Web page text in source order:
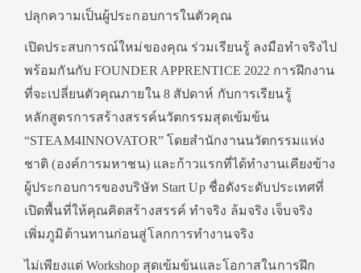
ปลุกความเป็นผู้ประกอบการในตัวคุณ
เปิดประสบการณ์ใหม่ของคุณ ร่วมเรียนรู้ ลงมือทำจริงไป
พร้อมกันกับ FOUNDER APPRENTICE 2022 การฝึกงาน
ที่จะเปลี่ยนตัวคุณภายใน 8 สัปดาห์ กับการเรียนรู้
หลักสูตรการสร้างสรรค์นวัตกรรมสุดเข้มข้น
“STEAM4INNOVATOR” โดยสำนักงานนวัตกรรมแห่ง
ชาติ (องค์การมหาชน) และก้าวแรกที่ได้ทำงานเคียงข้าง
ผู้ประกอบการของบริษัท Start Up ชื่อดังระดับประเทศที่
เปิดพื้นที่ให้คุณคิดสร้างสรรค์ ทำจริง ล้มจริง เจ็บจริง
เพิ่มภูมิต้านทานก่อนสู่โลกการทำงานจริง
ไม่เพียงแต่ Workshop สุดเข้มข้นและโอกาสในการฝึก